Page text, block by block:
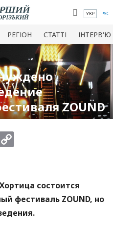
УКР РУС
РЕГІОН СТАТТІ ІНТЕРВ'Ю
ZOUND
состоится
фестиваль ZOUND, но